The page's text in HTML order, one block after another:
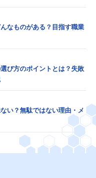
なものがある？目指す職業
び方のポイントとは？失敗
い？無駄ではない理由・メ